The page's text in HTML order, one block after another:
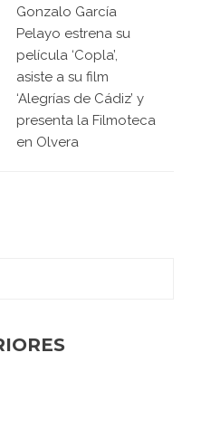
Gonzalo García
Pelayo estrena su
película ‘Copla’,
asiste a su film
‘Alegrías de Cádiz’ y
presenta la Filmoteca
en Olvera